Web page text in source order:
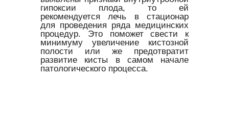
гипоксии плода, то ей
рекомендуется лечь в стационар
для проведения ряда медицинских
процедур. Это поможет свести к
минимуму увеличение кистозной
полости или же предотвратит
развитие кисты в самом начале
патологического процесса.